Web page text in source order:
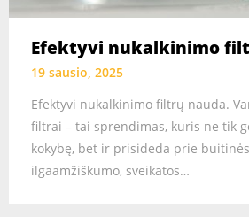
Efektyvi nukalkinimo
19 sausio, 2025
Efektyvi nukalkinimo filtrų nauda.
filtrai – tai sprendimas, kuris ne tik
kokybę, bet ir prisideda prie
ilgaamžiškumo, sveikatos…